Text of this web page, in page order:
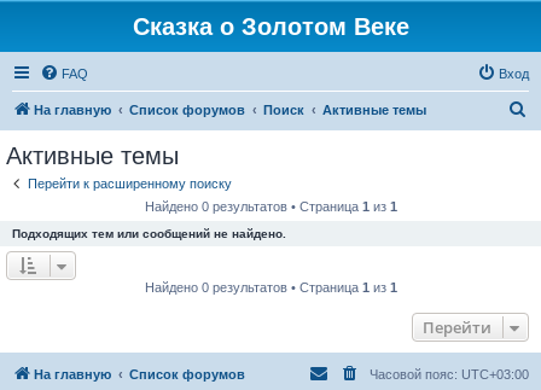
Сказка о Золотом Веке
FAQ Вход
На главную Список форумов Поиск Активные темы
Активные темы
Перейти к расширенному поиску
Найдено 0 результатов • Страница 1 из 1
Подходящих тем или сообщений не найдено.
Найдено 0 результатов • Страница 1 из 1
Перейти
На главную Список форумов Часовой пояс: UTC+03:00